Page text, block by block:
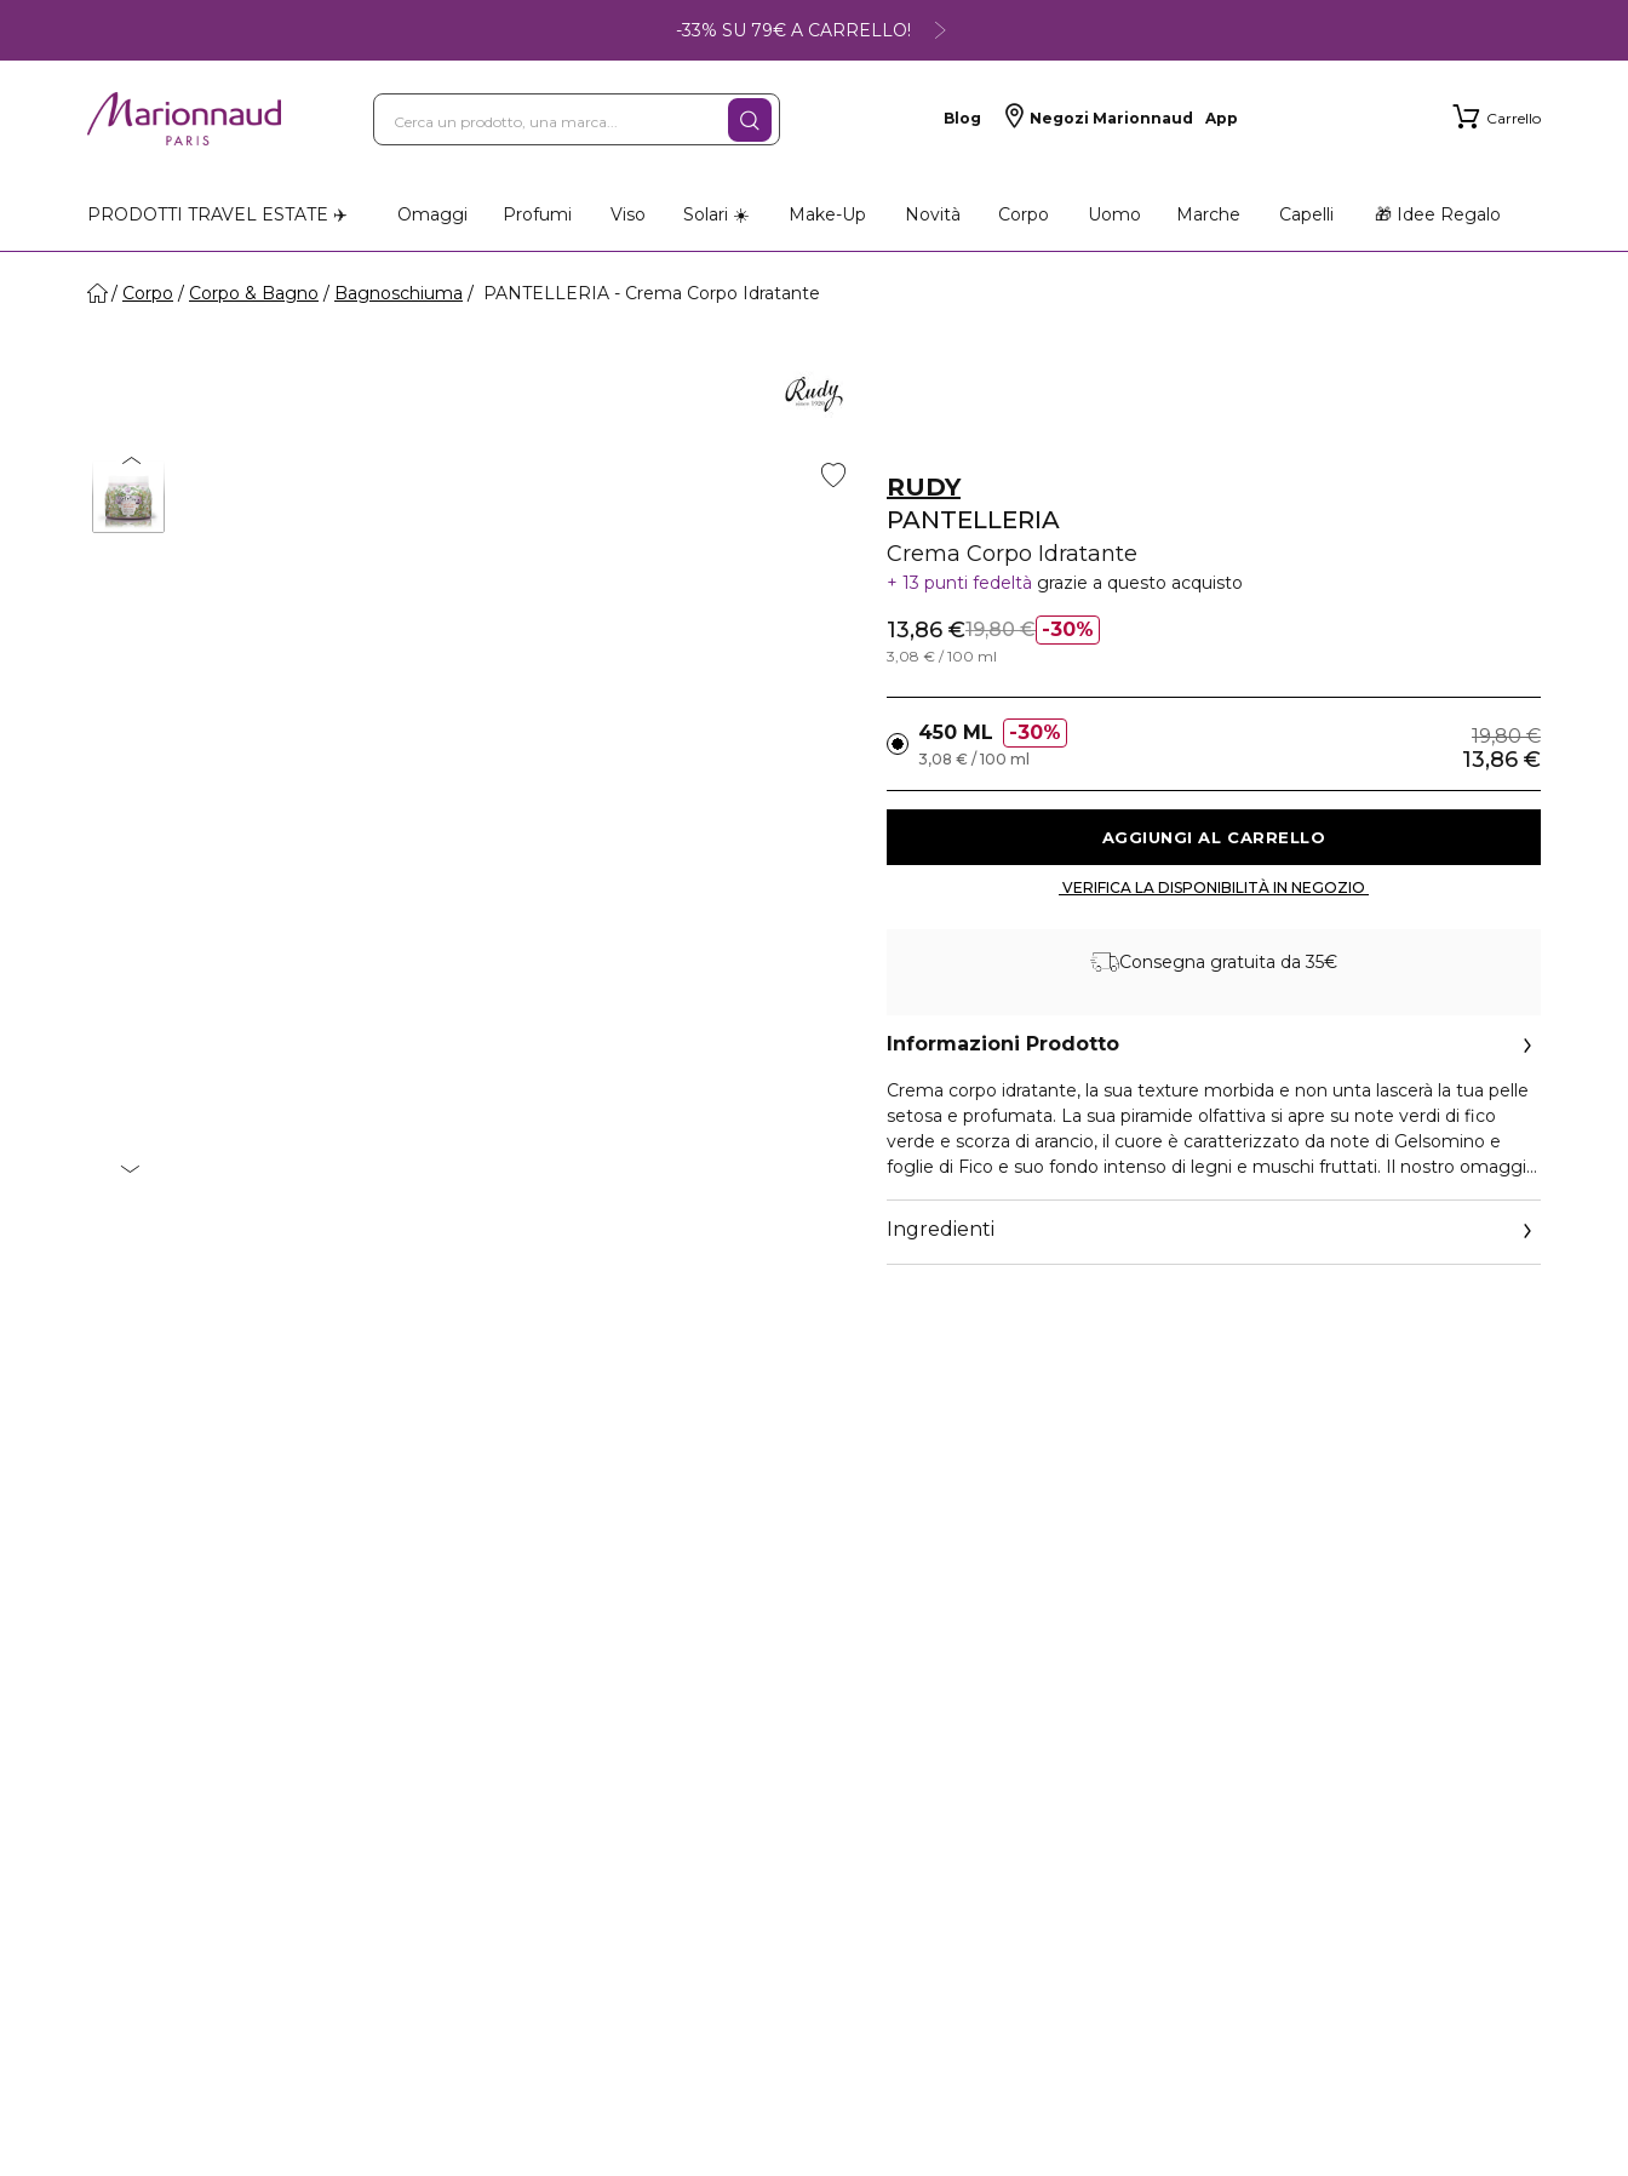
-33% SU 79€ A CARRELLO!
Blog Negozi Marionnaud App Carrello
PRODOTTI TRAVEL ESTATE ✈️ Omaggi Profumi Viso Solari ☀️ Make-Up Novità Corpo Uomo Marche Capelli 🎁 Idee Regalo
Corpo Corpo & Bagno Bagnoschiuma PANTELLERIA - Crema Corpo Idratante
RUDY
PANTELLERIA
Crema Corpo Idratante
13 punti fedeltà grazie a questo acquisto
30%
13,86 €19,80 €
3,08 € / 100 ml
450 ML 30% 19,80 €
13,86 €
3,08 € / 100 ml
Consegna gratuita da 35€
Informazioni Prodotto
Crema corpo idratante, la sua texture morbida e non unta lascerà la tua pelle
setosa e profumata. La sua piramide olfattiva si apre su note verdi di fico
verde e scorza di arancio, il cuore è caratterizzato da note di Gelsomino e
foglie di Fico e suo fondo intenso di legni e muschi fruttati. Il nostro omaggio
Pantelleria, isola sospesa tra l’Africa e l’Europa, immersa in un mare blu
cobalto, è denominata “La Perla Nera” del Mediterraneo. Un’isola tutta da
Ingredienti